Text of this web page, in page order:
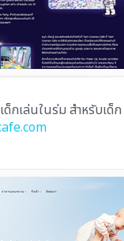
ด็กเล่นในร่ม สำหรับเด็ก